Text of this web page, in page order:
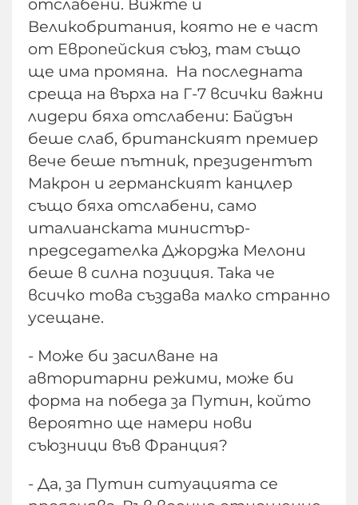
отслабени. Вижте и
Великобритания, която не е част
от Европейския съюз, там също
ще има промяна. На последната
среща на върха на Г-7 всички важни
лидери бяха отслабени: Байдън
беше слаб, британският премиер
вече беше пътник, президентът
Макрон и германският канцлер
също бяха отслабени, само
италианската министър-
председателка Джорджа Мелони
беше в силна позиция. Така че
всичко това създава малко странно
усещане.
- Може би засилване на
авторитарни режими, може би
форма на победа за Путин, който
вероятно ще намери нови
съюзници във Франция?
- Да, за Путин ситуацията се